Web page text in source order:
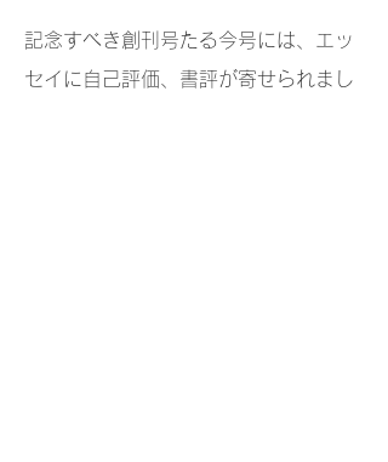
記念すべき創刊号たる今号には、エッ
セイに自己評価、書評が寄せられまし